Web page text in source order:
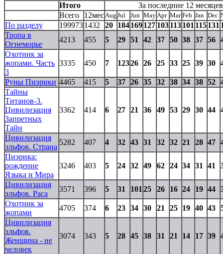
Итого
За последние 12 месяцев
Всего
12мес Aug Jul Jun May Apr Mar Feb Jan Dec
По разделу 1999731432 20 184169127 103113101 115131
Тропа в
Огнеморье
4213 455 5 29 51 42 37 50 38 37 56
Охотник за
жопами. Часть
3
3335 450 7 12326 26 25 33 25 39 30
Руны Пиэрики 4465 415 5 37 26 35 32 38 34 38 52
Тайны
Титанов-3.
Цивилизация
Запретных
Тайн
3362 414 6 27 21 36 49 53 29 30 44
Цивилизация
эльфов. Страна
5282 407 4 32 43 31 32 32 21 28 47
Пиэрика:
рождение
Языка и Мира
3246 403 5 24 32 49 62 24 34 31 41
Цивилизация
эльфов. Раса
3571 396 5 31 101 25 26 16 24 19 44
Охотник за
жопами
4705 374 6 23 34 30 21 25 19 40 43
Цивилизация
эльфов.
Женщина - не
человек
3074 343 5 28 45 38 31 21 14 17 39